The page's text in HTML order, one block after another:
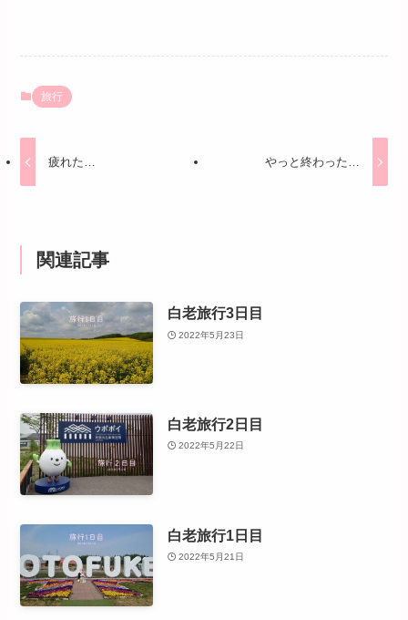
旅行
疲れた… やっと終わった…
関連記事
白老旅行3日目
2022年5月23日
白老旅行2日目
2022年5月22日
白老旅行1日目
2022年5月21日